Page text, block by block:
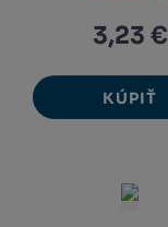
3,23 €
KÚPIŤ